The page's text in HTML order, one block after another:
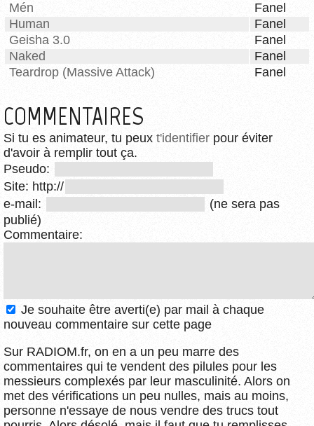
Mén
Fanel
Human
Fanel
Geisha 3.0
Fanel
Naked
Fanel
Teardrop (Massive Attack)
Fanel
COMMENTAIRES
Si tu es animateur, tu peux t'identifier pour éviter
d'avoir à remplir tout ça.
Pseudo:
Site: http://
e-mail:
(ne sera pas
publié)
Commentaire:
Je souhaite être averti(e) par mail à chaque
nouveau commentaire sur cette page
Sur RADIOM.fr, on en a un peu marre des
commentaires qui te vendent des pilules pour les
messieurs complexés par leur masculinité. Alors on
met des vérifications un peu nulles, mais au moins,
personne n'essaye de nous vendre des trucs tout